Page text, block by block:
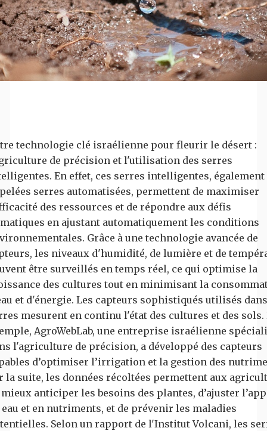
technologie clé israélienne pour fleurir le désert :
de précision et l'utilisation des serres
En effet, ces serres intelligentes, également
serres automatisées, permettent de maximiser
des ressources et de répondre aux défis
en ajustant automatiquement les conditions
Grâce à une technologie avancée de
les niveaux d'humidité, de lumière et de
être surveillés en temps réel, ce qui optimise la
des cultures tout en minimisant la
et d'énergie. Les capteurs sophistiqués utilisés
mesurent en continu l'état des cultures et des sols.
AgroWebLab, une entreprise israélienne
l'agriculture de précision, a développé des capteurs
d’optimiser l’irrigation et la gestion des
la suite, les données récoltées permettent aux
anticiper les besoins des plantes, d’ajuster
eau et en nutriments, et de prévenir les maladies
Selon un rapport de l'Institut Volcani, les